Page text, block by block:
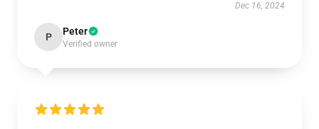
Dec 16, 2024
P Peter
Verified owner